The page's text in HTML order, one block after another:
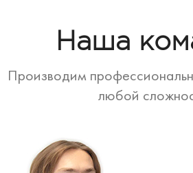
Наша
Производим
любой